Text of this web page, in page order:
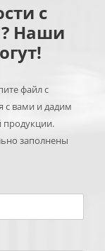
с
Наши
файл с
с вами и дадим
заполнены